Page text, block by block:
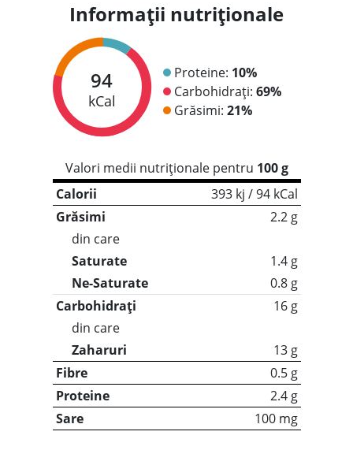
Informații nutriționale
94
kCal
Proteine: 10%
Carbohidrați: 69%
Grăsimi: 21%
Valori medii nutriționale pentru 100 g
Calorii
393 kj / 94 kCal
Grăsimi
2.2 g
din care
Saturate
1.4 g
Ne-Saturate
0.8 g
Carbohidrați
16 g
din care
Zaharuri
13 g
Fibre
0.5 g
Proteine
2.4 g
Sare
100 mg